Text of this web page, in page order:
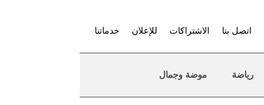
اتصل بنا الاشتراكات للإعلان خدماتنا
رياضة موضة وجمال